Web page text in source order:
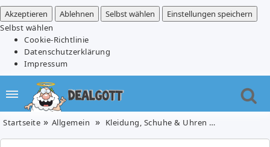
Akzeptieren
Ablehnen Selbst wählen
Einstellungen speichern
Selbst wählen
Cookie-Richtlinie
Datenschutzerklärung
Impressum
Startseite Allgemein Kleidung, Schuhe & Uhren